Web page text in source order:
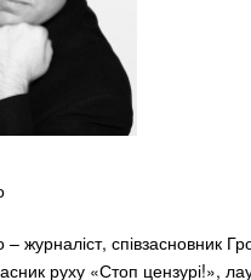
журналіст, співзасновник
руху «Стоп цензурі!»,